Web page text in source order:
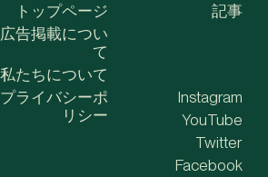
トップページ
広告掲載につい
て
私たちについて
記事
プライバシーポ
リシー
Instagram
YouTube
Twitter
Facebook